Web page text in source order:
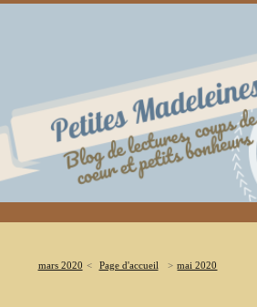
mars 2020 Page d'accueil mai 2020